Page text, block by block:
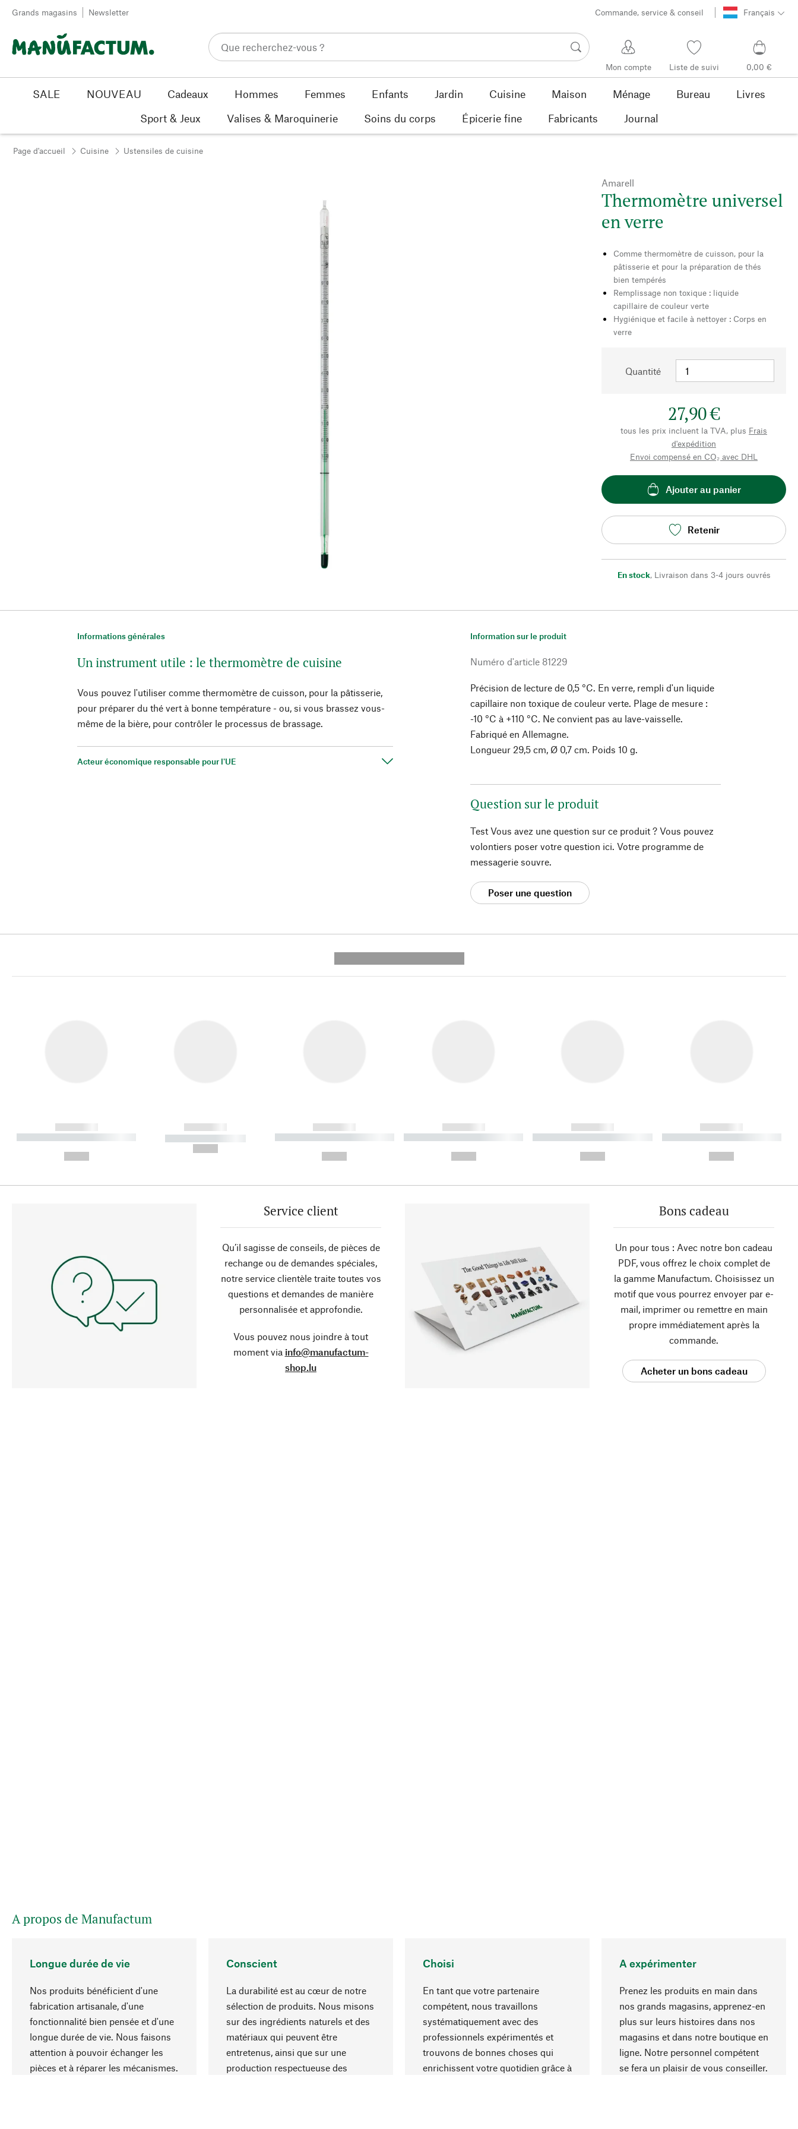
Passer au contenu
Grands magasins Newsletter Commande, service & conseil Français
Mon compte Liste de suivi 0,00 €
SALE NOUVEAU Cadeaux Hommes Femmes Enfants Jardin Cuisine Maison Ménage Bureau
Livres
Sport & Jeux
Valises & Maroquinerie Soins du corps Épicerie fine Fabricants Journal
Page d'accueil Cuisine Ustensiles de cuisine
Amarell
Thermomètre universel
en verre
Comme thermomètre de cuisson, pour la
pâtisserie et pour la préparation de thés
bien tempérés
Remplissage non toxique : liquide
capillaire de couleur verte
Hygiénique et facile à nettoyer : Corps en
verre
Quantité
27,90 €
tous les prix incluent la TVA, plus Frais
d'expédition
Envoi compensé en CO₂ avec DHL
Ajouter au panier
Retenir
En stock, Livraison dans 3-4 jours ouvrés
Informations générales
Un instrument utile : le thermomètre de cuisine
Vous pouvez l'utiliser comme thermomètre de cuisson, pour la pâtisserie,
pour préparer du thé vert à bonne température - ou, si vous brassez vous-
même de la bière, pour contrôler le processus de brassage.
Acteur économique responsable pour l'UE
Information sur le produit
Numéro d'article 81229
Précision de lecture de 0,5 °C. En verre, rempli d'un liquide
capillaire non toxique de couleur verte. Plage de mesure :
-10 °C à +110 °C. Ne convient pas au lave-vaisselle.
Fabriqué en Allemagne.
Longueur 29,5 cm, Ø 0,7 cm. Poids 10 g.
Question sur le produit
Test Vous avez une question sur ce produit ? Vous pouvez
volontiers poser votre question ici. Votre programme de
messagerie souvre.
Poser une question
------------
----------- ----------- ----------
------------
----------- -----------
------------
----------- ----------- ----------
------------
----------- ----------- ----------
------------
----------- ----------- ----------
------------
----------- ----------- ----------
Service client
Qu’il sagisse de conseils, de pièces de
rechange ou de demandes spéciales,
notre service clientèle traite toutes vos
questions et demandes de manière
personnalisée et approfondie.
Vous pouvez nous joindre à tout
moment via info@manufactum-
shop.lu
Bons cadeau
Un pour tous : Avec notre bon cadeau
PDF, vous offrez le choix complet de
la gamme Manufactum. Choisissez un
motif que vous pourrez envoyer par e-
mail, imprimer ou remettre en main
propre immédiatement après la
commande.
Acheter un bons cadeau
A propos de Manufactum
Longue durée de vie
Nos produits bénéficient d'une
fabrication artisanale, d'une
fonctionnalité bien pensée et d'une
longue durée de vie. Nous faisons
attention à pouvoir échanger les
pièces et à réparer les mécanismes.
Conscient
La durabilité est au cœur de notre
sélection de produits. Nous misons
sur des ingrédients naturels et des
matériaux qui peuvent être
entretenus, ainsi que sur une
production respectueuse des
Choisi
En tant que votre partenaire
compétent, nous travaillons
systématiquement avec des
professionnels expérimentés et
trouvons de bonnes choses qui
enrichissent votre quotidien grâce à
A expérimenter
Prenez les produits en main dans
nos grands magasins, apprenez-en
plus sur leurs histoires dans nos
magasins et dans notre boutique en
ligne. Notre personnel compétent
se fera un plaisir de vous conseiller.